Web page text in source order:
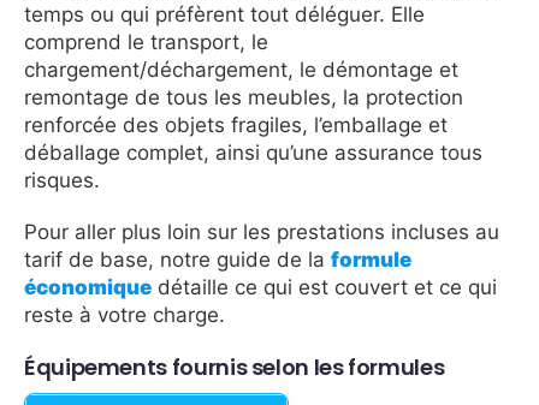
temps ou qui préfèrent tout déléguer. Elle
comprend le transport, le
chargement/déchargement, le démontage et
remontage de tous les meubles, la protection
renforcée des objets fragiles, l’emballage et
déballage complet, ainsi qu’une assurance tous
risques.
Pour aller plus loin sur les prestations incluses au
tarif de base, notre guide de la formule
économique détaille ce qui est couvert et ce qui
reste à votre charge.
Équipements fournis selon les formules